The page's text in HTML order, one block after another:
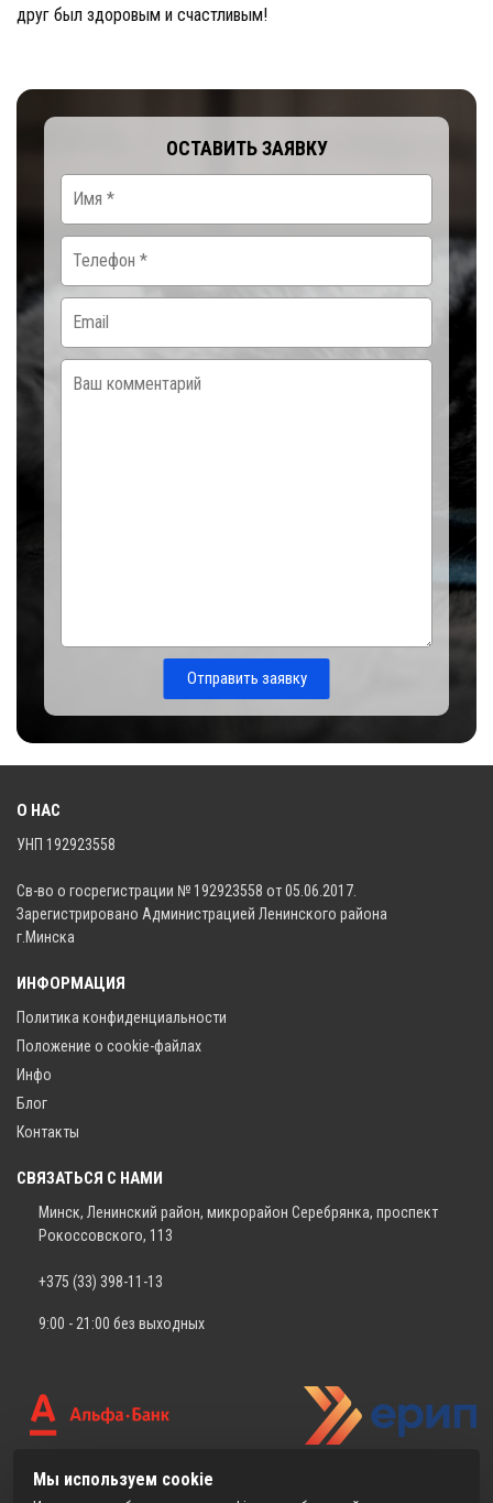
друг был здоровым и счастливым!
ОСТАВИТЬ ЗАЯВКУ
Отправить заявку
О НАС
УНП 192923558
Св-во о госрегистрации № 192923558 от 05.06.2017.
Зарегистрировано Администрацией Ленинского района
г.Минска
ИНФОРМАЦИЯ
Политика конфиденциальности
Положение о cookie-файлах
Инфо
Блог
Контакты
СВЯЗАТЬСЯ С НАМИ
Минск, Ленинский район, микрорайон Серебрянка, проспект
Рокоссовского, 113
+375 (33) 398-11-13
9:00 - 21:00 без выходных
Мы используем cookie